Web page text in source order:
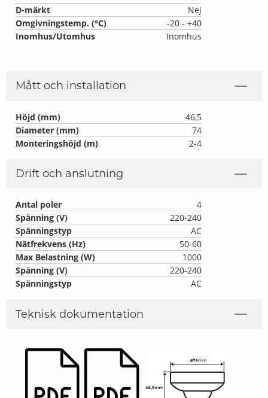
D-märkt
Nej
Omgivningstemp. (°C)
-20 - +40
Inomhus/Utomhus
Inomhus
Mått och installation
Höjd (mm)
46,5
Diameter (mm)
74
Monteringshöjd (m)
2-4
Drift och anslutning
Antal poler
4
Spänning (V)
220-240
Spänningstyp
AC
Nätfrekvens (Hz)
50-60
Max Belastning (W)
1000
Spänning (V)
220-240
Spänningstyp
AC
Teknisk dokumentation